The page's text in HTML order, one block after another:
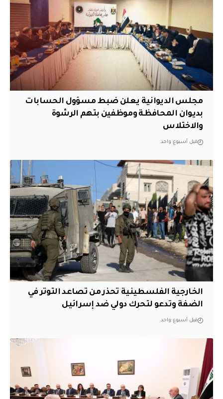
مجلس الديوانية يعلن ضبط مسؤول الحسابات
بديوان المحافظة وموظفين بتهم الرشوة
والاختلاس
قبل أسبوع واحد
الخارجية الفلسطينية تحذر من تصاعد التوتر في
الضفة وتدعو لتحرك دولي ضد إسرائيل
قبل أسبوع واحد